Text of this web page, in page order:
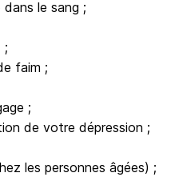
le sang ;
;
faim ;
;
de votre dépression ;
les personnes âgées) ;